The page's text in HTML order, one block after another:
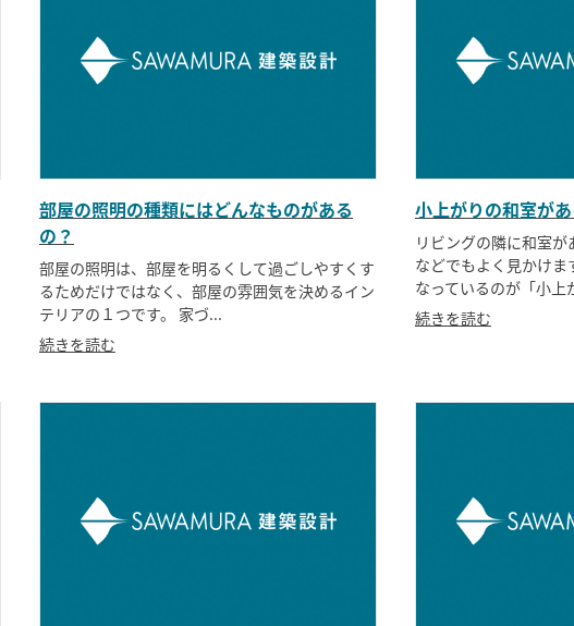
部屋の照明の種類にはどんなものがある
の？
部屋の照明は、部屋を明るくして過ごしやすくす
るためだけではなく、部屋の雰囲気を決めるイン
テリアの１つです。 家づ...
続きを読む
小上がりの和室が
リビングの隣に和室
などでもよく見かけま
なっているのが「小上
続きを読む